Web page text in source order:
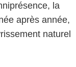
la
après année,
naturel